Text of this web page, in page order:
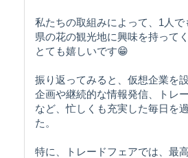
私たちの取組みによって、1人
県の花の観光地に興味を持って
とても嬉しいです😁
振り返ってみると、仮想企業を
企画や継続的な情報発信、トレ
など、忙しくも充実した毎日を
た。
特に、トレードフェアでは、最